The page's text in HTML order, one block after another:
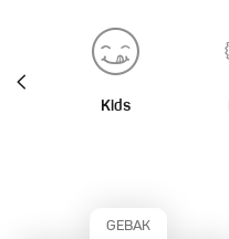
Kids
GEBAK